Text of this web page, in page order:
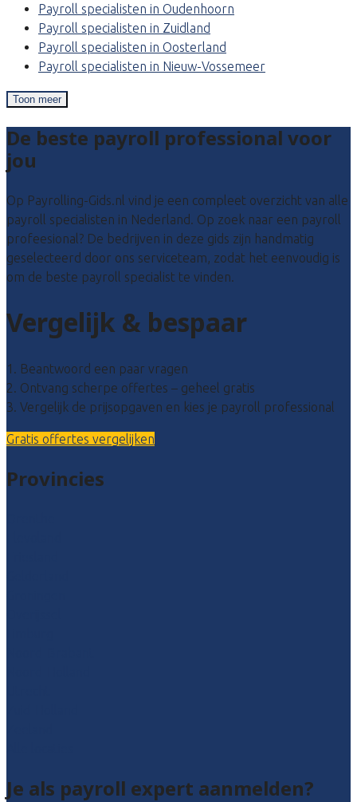
Payroll specialisten in Oudenhoorn
Payroll specialisten in Zuidland
Payroll specialisten in Oosterland
Payroll specialisten in Nieuw-Vossemeer
Toon meer
De beste payroll professional voor
jou
Op Payrolling-Gids.nl vind je een compleet overzicht van alle
payroll specialisten in Nederland. Op zoek naar een payroll
profeesional? De bedrijven in deze gids zijn handmatig
geselecteerd door ons serviceteam, zodat het eenvoudig is
om de beste payroll specialist te vinden.
Vergelijk & bespaar
1. Beantwoord een paar vragen
2. Ontvang scherpe offertes – geheel gratis
3. Vergelijk de prijsopgaven en kies je payroll professional
Gratis offertes vergelijken
Provincies
Je als payroll expert aanmelden?